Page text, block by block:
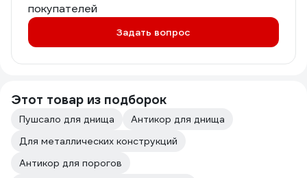
покупателей
Задать вопрос
Этот товар из подборок
Пушсало для днища
Антикор для днища
Для металлических конструкций
Антикор для порогов